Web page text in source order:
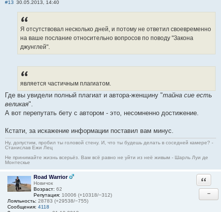
#13 30.05.2013, 14:40
Я отсутствовал несколько дней, и потому не ответил своевременно
на ваше послание относительно вопросов по поводу "Закона
джунглей".
является частичным плагиатом.
Где вы увидели полный плагиат и автора-женщину "тайна сие есть
великая".
А вот перепутать бету с автором - это, несомненно достижение.
Кстати, за искажение информации поставил вам минус.
Ну, допустим, пробил ты головой стену. И, что ты будешь делать в соседней камере? -
Станислав Ежи Лец
Не принимайте жизнь всерьёз. Вам всё равно не уйти из неё живым - Шарль Луи де
Монтескье
Road Warrior
Новичок
Возраст: 62
Репутация: 10006 (+10318/−312)
Лояльность: 28783 (+29538/−755)
Сообщения: 4118
−